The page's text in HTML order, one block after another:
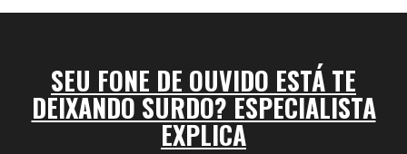
SEU FONE DE OUVIDO ESTÁ TE
DEIXANDO SURDO? ESPECIALISTA
EXPLICA